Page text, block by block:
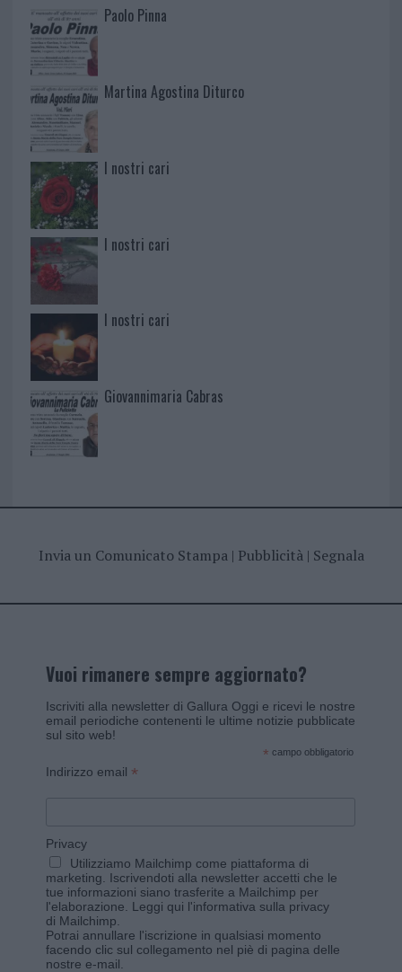
Paolo Pinna
Martina Agostina Diturco
I nostri cari
I nostri cari
I nostri cari
Giovannimaria Cabras
Invia un Comunicato Stampa| Pubblicità| Segnala
Vuoi rimanere sempre aggiornato?
Iscriviti alla newsletter di Gallura Oggi e ricevi le nostre
email periodiche contenenti le ultime notizie pubblicate
sul sito web!
* campo obbligatorio
Indirizzo email *
Privacy
Utilizziamo Mailchimp come piattaforma di
marketing. Iscrivendoti alla newsletter accetti che le
tue informazioni siano trasferite a Mailchimp per
l'elaborazione. Leggi qui l'informativa sulla privacy
di Mailchimp
Potrai annullare l'iscrizione in qualsiasi momento
facendo clic sul collegamento nel piè di pagina delle
nostre e-mail.